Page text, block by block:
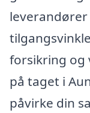
forsikring og
på taget i
påvirke din